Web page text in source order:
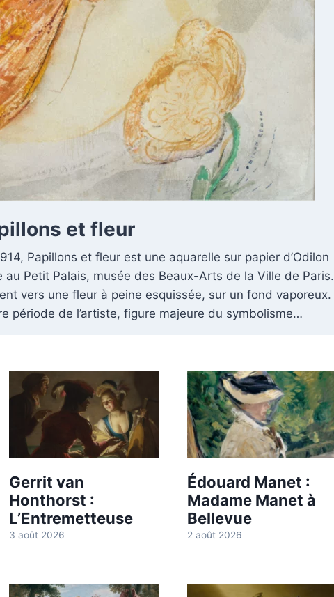
et fleur
Papillons et fleur est une aquarelle sur papier d’Odilon
au Petit Palais, musée des Beaux-Arts de la Ville de Paris.
vers une fleur à peine esquissée, sur un fond vaporeux.
période de l’artiste, figure majeure du symbolisme…
Gerrit van
Honthorst :
L’Entremetteuse
3 août 2026
Édouard Manet :
Madame Manet à
Bellevue
2 août 2026